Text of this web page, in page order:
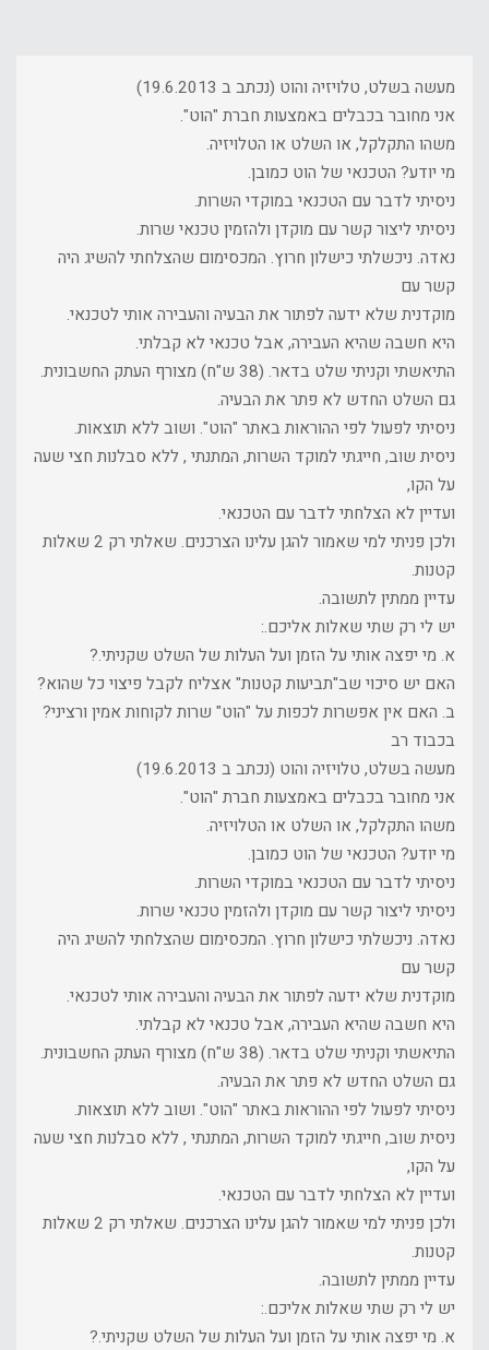
מעשה בשלט, טלויזיה והוט (נכתב ב 19.6.2013)
אני מחובר בכבלים באמצעות חברת "הוט".
משהו התקלקל, או השלט או הטלויזיה.
מי יודע? הטכנאי של הוט כמובן.
ניסיתי לדבר עם הטכנאי במוקדי השרות.
ניסיתי ליצור קשר עם מוקדן ולהזמין טכנאי שרות.
נאדה. ניכשלתי כישלון חרוץ. המכסימום שהצלחתי להשיג היה
קשר עם
מוקדנית שלא ידעה לפתור את הבעיה והעבירה אותי לטכנאי.
היא חשבה שהיא העבירה, אבל טכנאי לא קבלתי.
התיאשתי וקניתי שלט בדאר. (38 ש"ח) מצורף העתק החשבונית.
גם השלט החדש לא פתר את הבעיה.
ניסיתי לפעול לפי ההוראות באתר "הוט". ושוב ללא תוצאות.
ניסית שוב, חייגתי למוקד השרות, המתנתי , ללא סבלנות חצי שעה
על הקו,
ועדיין לא הצלחתי לדבר עם הטכנאי.
ולכן פניתי למי שאמור להגן עלינו הצרכנים. שאלתי רק 2 שאלות
קטנות.
עדיין ממתין לתשובה.
יש לי רק שתי שאלות אליכם.:
א. מי יפצה אותי על הזמן ועל העלות של השלט שקניתי.?
האם יש סיכוי שב"תביעות קטנות" אצליח לקבל פיצוי כל שהוא?
ב. האם אין אפשרות לכפות על "הוט" שרות לקוחות אמין ורציני?
בכבוד רב
מעשה בשלט, טלויזיה והוט (נכתב ב 19.6.2013)
אני מחובר בכבלים באמצעות חברת "הוט".
משהו התקלקל, או השלט או הטלויזיה.
מי יודע? הטכנאי של הוט כמובן.
ניסיתי לדבר עם הטכנאי במוקדי השרות.
ניסיתי ליצור קשר עם מוקדן ולהזמין טכנאי שרות.
נאדה. ניכשלתי כישלון חרוץ. המכסימום שהצלחתי להשיג היה
קשר עם
מוקדנית שלא ידעה לפתור את הבעיה והעבירה אותי לטכנאי.
היא חשבה שהיא העבירה, אבל טכנאי לא קבלתי.
התיאשתי וקניתי שלט בדאר. (38 ש"ח) מצורף העתק החשבונית.
גם השלט החדש לא פתר את הבעיה.
ניסיתי לפעול לפי ההוראות באתר "הוט". ושוב ללא תוצאות.
ניסית שוב, חייגתי למוקד השרות, המתנתי , ללא סבלנות חצי שעה
על הקו,
ועדיין לא הצלחתי לדבר עם הטכנאי.
ולכן פניתי למי שאמור להגן עלינו הצרכנים. שאלתי רק 2 שאלות
קטנות.
עדיין ממתין לתשובה.
יש לי רק שתי שאלות אליכם.:
א. מי יפצה אותי על הזמן ועל העלות של השלט שקניתי.?